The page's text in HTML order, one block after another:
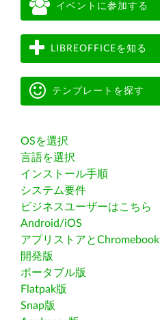
イベントに参加する
LIBREOFFICEを知る
テンプレートを探す
OSを選択
言語を選択
インストール手順
システム要件
ビジネスユーザーはこちら
Android/iOS
アプリストアとChromebook
開発版
ポータブル版
Flatpak版
Snap版